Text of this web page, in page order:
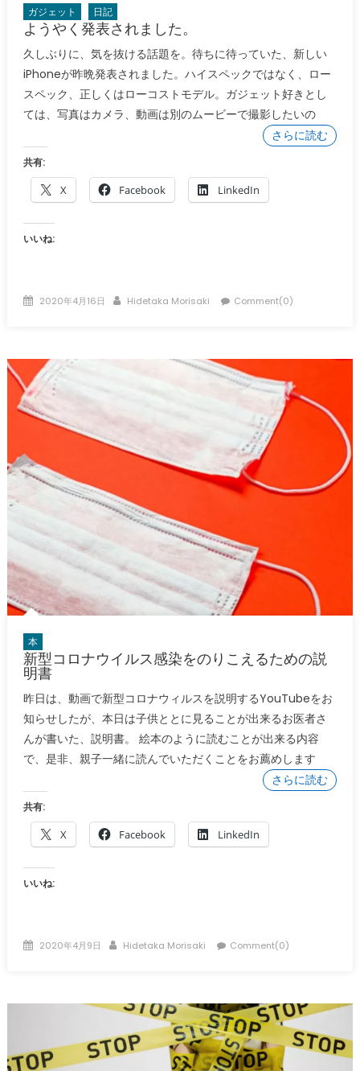
ガジェット 日記
ようやく発表されました。
久しぶりに、気を抜ける話題を。待ちに待っていた、新しい
iPhoneが昨晩発表されました。ハイスペックではなく、ロー
スペック、正しくはローコストモデル。ガジェット好きとし
ては、写真はカメラ、動画は別のムービーで撮影したいの
さらに読む
共有:
X Facebook LinkedIn
いいね:
Posted
2020年4月16日 Author
Hidetaka Morisaki Comment(0)
本
新型コロナウイルス感染をのりこえるための説
明書
昨日は、動画で新型コロナウィルスを説明するYouTubeをお
知らせしたが、本日は子供ととに見ることが出来るお医者さ
んが書いた、説明書。 絵本のように読むことが出来る内容
で、是非、親子一緒に読んでいただくことをお薦めします
さらに読む
共有:
X Facebook LinkedIn
いいね:
Posted
2020年4月9日 Author
Hidetaka Morisaki Comment(0)